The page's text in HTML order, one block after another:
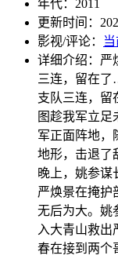
年代： 2011
更新时间：
影视/评论：
详细介绍： 严
三连，留在
支队三连，
图趁我军立
军正面阵地，
地形，击退了
晚上，姚参谋
严焕景在掩
无后为大。姚
入大青山救出
春在接到两个